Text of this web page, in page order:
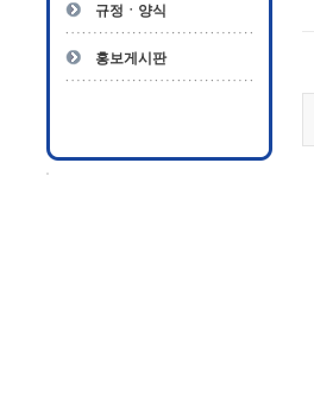
규정ㆍ양식
홍보게시판